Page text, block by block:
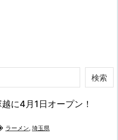
検索
に4月1日オープン！
ラーメン, 埼玉県